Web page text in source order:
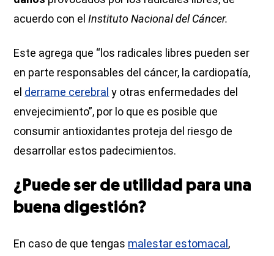
acuerdo con elInstituto Nacional del Cáncer.
Este agrega que “los radicales libres pueden ser
en parte responsables del cáncer, la cardiopatía,
el derrame cerebral y otras enfermedades del
envejecimiento”, por lo que es posible que
consumir antioxidantes proteja del riesgo de
desarrollar estos padecimientos.
¿Puede ser de utilidad para una
buena digestión?
En caso de que tengas malestar estomacal ,